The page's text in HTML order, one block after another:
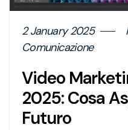
2 January 2025
Comunicazione
Video
2025: Cosa
Futuro